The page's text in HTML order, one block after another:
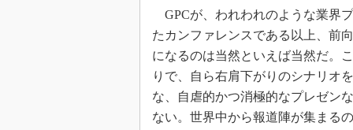
GPCが、われわれのような業界
たカンファレンスである以上、前
になるのは当然といえば当然だ。
りで、自ら右肩下がりのシナリオ
な、自虐的かつ消極的なプレゼン
ない。世界中から報道陣が集まる